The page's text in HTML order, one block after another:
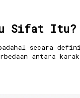
Sifat Itu?
secara
antara